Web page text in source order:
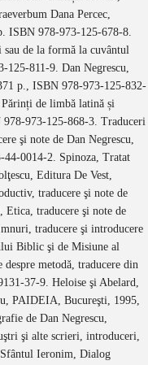
Dana Percec,
ISBN 978-973-125-678-8.
de la formă la cuvântul
811-9. Dan Negrescu,
p., ISBN 978-973-125-832-
de limbă latină și
973-125-868-3. Traduceri
şi note de Dan Negrescu,
0014-2. Spinoza, Tratat
Editura De Vest,
traducere şi note de
traducere şi note de
traducere şi introducere
Biblic şi de Misiune al
metodă, traducere din
37-9. Heloise şi Abelard,
PAIDEIA, Bucureşti, 1995,
de Dan Negrescu,
şi alte scrieri, introduceri,
Ieronim, Dialog